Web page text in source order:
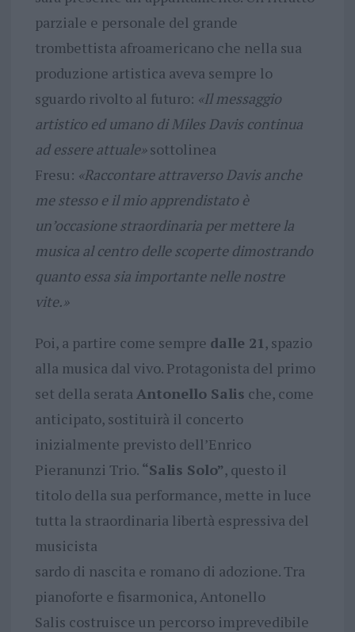
parziale e personale del grande
trombettista afroamericano che nella sua
produzione artistica aveva sempre lo
sguardo rivolto al futuro: «Il messaggio
artistico ed umano di Miles Davis continua
ad essere attuale»sottolinea
Fresu: «Raccontare attraverso Davis anche
me stesso e il mio apprendistato è
un’occasione straordinaria per mettere la
musica al centro delle scoperte dimostrando
quanto essa sia importante nelle nostre
vite.»
Poi, a partire come sempre dalle 21, spazio
alla musica dal vivo. Protagonista del primo
set della serata Antonello Salis che, come
anticipato, sostituirà il concerto
inizialmente previsto dell’Enrico
Pieranunzi Trio. “Salis Solo”, questo il
titolo della sua performance, mette in luce
tutta la straordinaria libertà espressiva del
musicista
sardo di nascita e romano di adozione. Tra
pianoforte e fisarmonica, Antonello
Salis costruisce un percorso imprevedibile